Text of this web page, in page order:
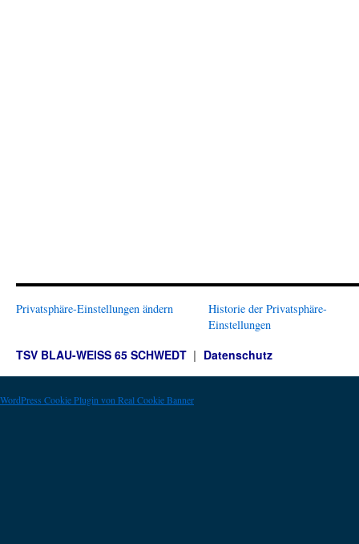
Privatsphäre-Einstellungen ändern
Historie der Privatsphäre-
Einstellungen
TSV BLAU-WEISS 65 SCHWEDT Datenschutz
WordPress Cookie Plugin von Real Cookie Banner